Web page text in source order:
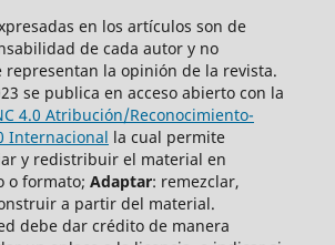
en los artículos son de
de cada autor y no
representan la opinión de la revista.
se publica en acceso abierto con la
4.0 Atribución/Reconocimiento-
Internacional la cual permite
y redistribuir el material en
o formato; Adaptar: remezclar,
a partir del material.
debe dar crédito de manera